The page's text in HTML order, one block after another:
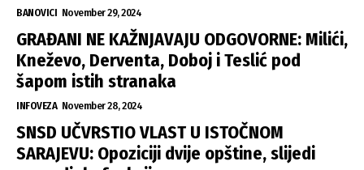
BANOVICI November 29, 2024
GRAĐANI NE KAŽNJAVAJU ODGOVORNE: Milići,
Kneževo, Derventa, Doboj i Teslić pod
šapom istih stranaka
INFOVEZA November 28, 2024
SNSD UČVRSTIO VLAST U ISTOČNOM
SARAJEVU: Opoziciji dvije opštine, slijedi